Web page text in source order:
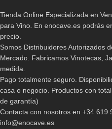
Tienda Online Especializada en
para Vino. En enocave.es podrás
precio.
Somos Distribuidores Autorizados
Mercado. Fabricamos Vinotecas,
medida.
Pago totalmente seguro.
casa o negocio. Productos con
de garantía)
Contacta con nosotros en +34 619
info@enocave.es